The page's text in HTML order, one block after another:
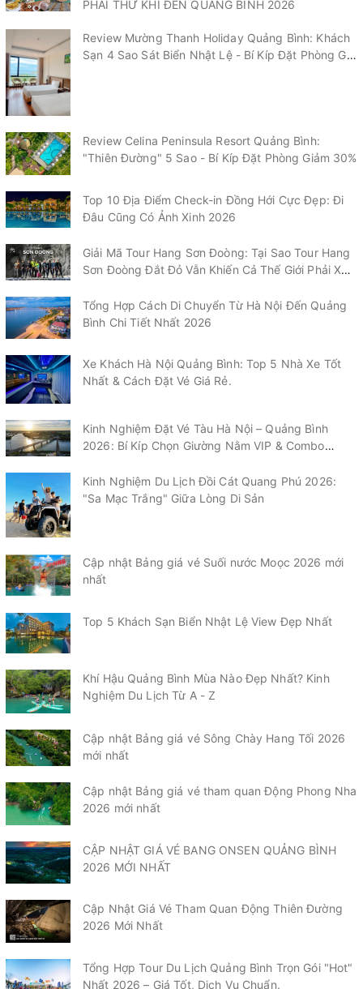
PHẢI THỬ KHI ĐẾN QUẢNG BÌNH 2026
Review Mường Thanh Holiday Quảng Bình: Khách
Sạn 4 Sao Sát Biển Nhật Lệ - Bí Kíp Đặt Phòng Giá
Review Celina Peninsula Resort Quảng Bình:
"Thiên Đường" 5 Sao - Bí Kíp Đặt Phòng Giảm 30%
Top 10 Địa Điểm Check-in Đồng Hới Cực Đẹp: Đi
Đâu Cũng Có Ảnh Xinh 2026
Giải Mã Tour Hang Sơn Đoòng: Tại Sao Tour Hang
Sơn Đoòng Đắt Đỏ Vẫn Khiến Cả Thế Giới Phải Xếp
Tổng Hợp Cách Di Chuyển Từ Hà Nội Đến Quảng
Bình Chi Tiết Nhất 2026
Xe Khách Hà Nội Quảng Bình: Top 5 Nhà Xe Tốt
Nhất & Cách Đặt Vé Giá Rẻ.
Kinh Nghiệm Đặt Vé Tàu Hà Nội – Quảng Bình
2026: Bí Kíp Chọn Giường Nằm VIP & Combo
Kinh Nghiệm Du Lịch Đồi Cát Quang Phú 2026:
"Sa Mạc Trắng" Giữa Lòng Di Sản
Cập nhật Bảng giá vé Suối nước Moọc 2026 mới
nhất
Top 5 Khách Sạn Biển Nhật Lệ View Đẹp Nhất
Khí Hậu Quảng Bình Mùa Nào Đẹp Nhất? Kinh
Nghiệm Du Lịch Từ A - Z
Cập nhật Bảng giá vé Sông Chày Hang Tối 2026
mới nhất
Cập nhật Bảng giá vé tham quan Động Phong Nha
2026 mới nhất
CẬP NHẬT GIÁ VÉ BANG ONSEN QUẢNG BÌNH
2026 MỚI NHẤT
Cập Nhật Giá Vé Tham Quan Động Thiên Đường
2026 Mới Nhất
Tổng Hợp Tour Du Lịch Quảng Bình Trọn Gói "Hot"
Nhất 2026 – Giá Tốt, Dịch Vụ Chuẩn.